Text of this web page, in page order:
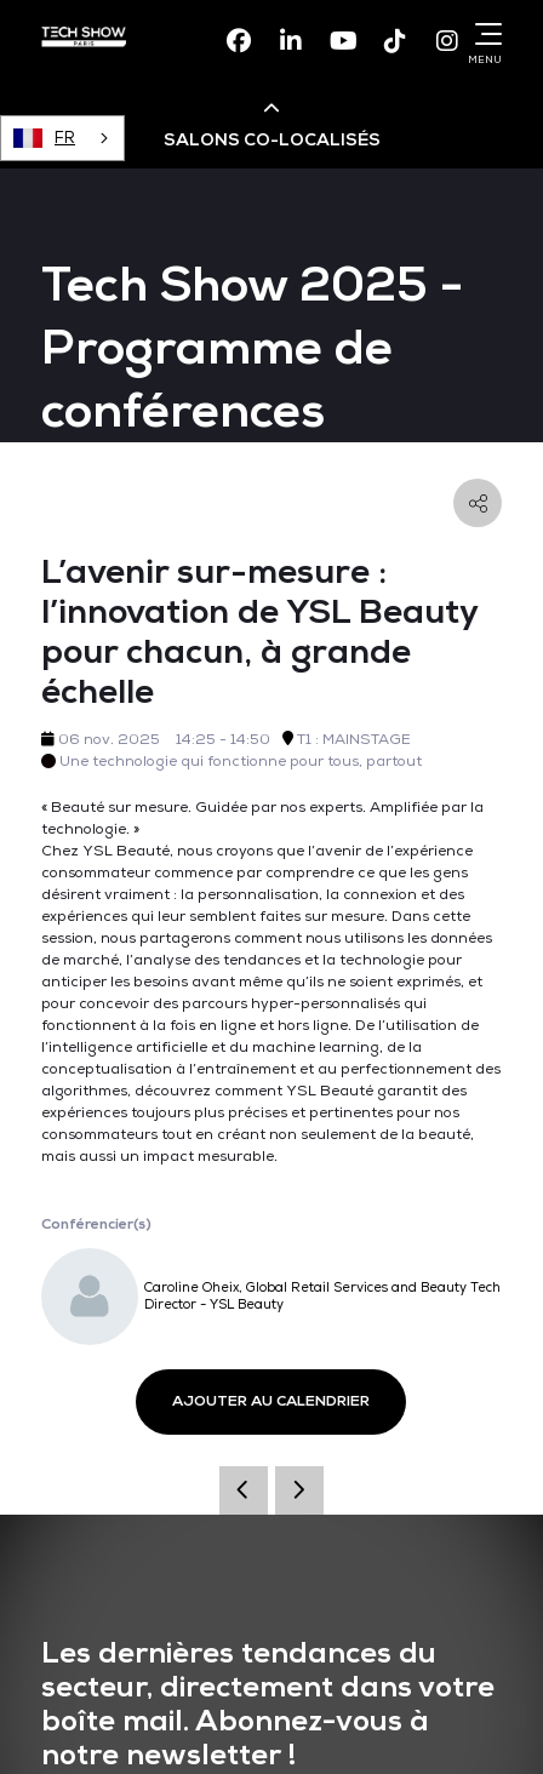
FacebookLinkedinYoutubeTikTok
MENU
FR SALONS CO-LOCALISÉS
Devops Live
Cloud & Cyber Security
Tech Show 2025 -
Programme de
conférences
L’avenir sur-mesure :
l’innovation de YSL Beauty
pour chacun, à grande
échelle
06 nov. 2025 14:25 - 14:50
T1 : MAINSTAGE
Une technologie qui fonctionne pour tous, partout
« Beauté sur mesure. Guidée par nos experts. Amplifiée par la
technologie. »
Chez YSL Beauté, nous croyons que l’avenir de l’expérience
consommateur commence par comprendre ce que les gens
désirent vraiment : la personnalisation, la connexion et des
expériences qui leur semblent faites sur mesure. Dans cette
session, nous partagerons comment nous utilisons les données
de marché, l’analyse des tendances et la technologie pour
anticiper les besoins avant même qu’ils ne soient exprimés, et
pour concevoir des parcours hyper-personnalisés qui
fonctionnent à la fois en ligne et hors ligne. De l’utilisation de
l’intelligence artificielle et du machine learning, de la
conceptualisation à l’entraînement et au perfectionnement des
algorithmes, découvrez comment YSL Beauté garantit des
expériences toujours plus précises et pertinentes pour nos
consommateurs tout en créant non seulement de la beauté,
mais aussi un impact mesurable.
Conférencier(s)
Caroline Oheix, Global Retail Services and Beauty Tech
Director - YSL Beauty
AJOUTER AU CALENDRIER
Les dernières tendances du
secteur, directement dans votre
boîte mail. Abonnez-vous à
notre newsletter !